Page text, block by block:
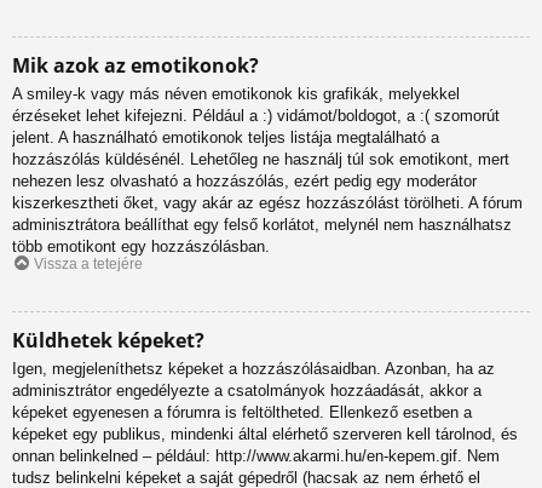
Mik azok az emotikonok?
A smiley-k vagy más néven emotikonok kis grafikák, melyekkel
érzéseket lehet kifejezni. Például a :) vidámot/boldogot, a :( szomorút
jelent. A használható emotikonok teljes listája megtalálható a
hozzászólás küldésénél. Lehetőleg ne használj túl sok emotikont, mert
nehezen lesz olvasható a hozzászólás, ezért pedig egy moderátor
kiszerkesztheti őket, vagy akár az egész hozzászólást törölheti. A fórum
adminisztrátora beállíthat egy felső korlátot, melynél nem használhatsz
több emotikont egy hozzászólásban.
Vissza a tetejére
Küldhetek képeket?
Igen, megjeleníthetsz képeket a hozzászólásaidban. Azonban, ha az
adminisztrátor engedélyezte a csatolmányok hozzáadását, akkor a
képeket egyenesen a fórumra is feltöltheted. Ellenkező esetben a
képeket egy publikus, mindenki által elérhető szerveren kell tárolnod, és
onnan belinkelned – például: http://www.akarmi.hu/en-kepem.gif. Nem
tudsz belinkelni képeket a saját gépedről (hacsak az nem érhető el